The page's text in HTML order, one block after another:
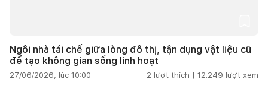
Ngôi nhà tái chế giữa lòng đô thị, tận dụng vật liệu cũ
để tạo không gian sống linh hoạt
27/06/2026, lúc 10:00 2 lượt thích | 12.249 lượt xem